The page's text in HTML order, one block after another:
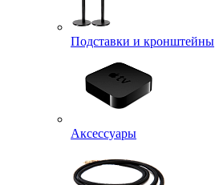
Подставки и кронштейны
Аксессуары